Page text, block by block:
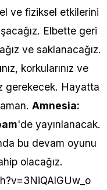
ve fiziksel etkilerini
Elbette geri
ve saklanacağız.
korkularınız ve
gerekecek. Hayatta
Amnesia:
'de yayınlanacak.
bu devam oyunu
olacağız.